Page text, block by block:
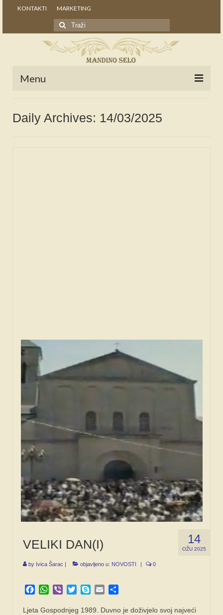
KONTAKTI MARKETING
Search
for:
Menu
NOVOSTI
Daily Archives: 14/03/2025
14
OŽU 2025
VELIKI DAN(I)
by Ivica Šarac objavljeno u: NOVOSTI 0
Facebook
WhatsApp
Viber TwitterSkypeEmail
Ljeta Gospodnjeg 1989. Duvno je doživjelo svoj najveći